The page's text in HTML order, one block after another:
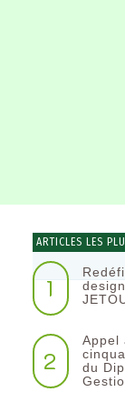
ARTICLES LES
1
2
Appel
du